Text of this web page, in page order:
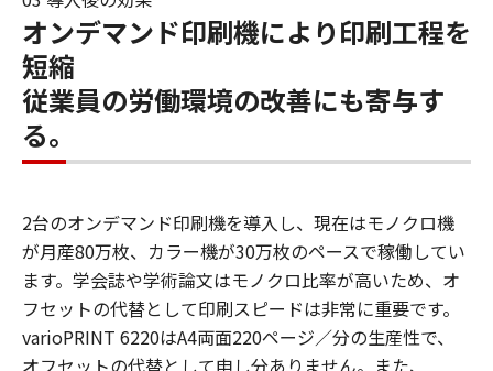
オンデマンド印刷機により印刷工程を
短縮
従業員の労働環境の改善にも寄与す
る。
2台のオンデマンド印刷機を導入し、現在はモノクロ機
が月産80万枚、カラー機が30万枚のペースで稼働してい
ます。学会誌や学術論文はモノクロ比率が高いため、オ
フセットの代替として印刷スピードは非常に重要です。
varioPRINT 6220はA4両面220ページ／分の生産性で、
オフセットの代替として申し分ありません。また、